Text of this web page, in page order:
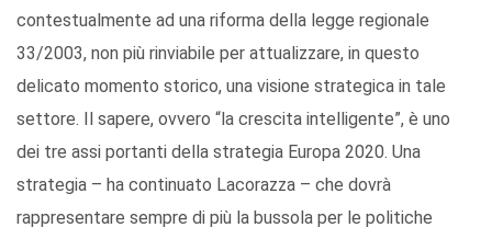
contestualmente ad una riforma della legge regionale
33/2003, non più rinviabile per attualizzare, in questo
delicato momento storico, una visione strategica in tale
settore. Il sapere, ovvero “la crescita intelligente”, è uno
dei tre assi portanti della strategia Europa 2020. Una
strategia – ha continuato Lacorazza – che dovrà
rappresentare sempre di più la bussola per le politiche